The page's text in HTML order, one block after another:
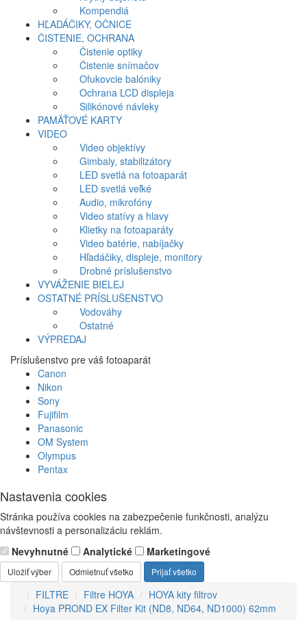
Kompendiá
HĽADÁČIKY, OČNICE
ČISTENIE, OCHRANA
Čistenie optiky
Čistenie snímačov
Ofukovcie balóniky
Ochrana LCD displeja
Silikónové návleky
PAMÄŤOVÉ KARTY
VIDEO
Video objektívy
Gimbaly, stabilizátory
LED svetlá na fotoaparát
LED svetlá veľké
Audio, mikrofóny
Video statívy a hlavy
Klietky na fotoaparáty
Video batérie, nabíjačky
Hľadáčiky, displeje, monitory
Drobné príslušenstvo
VYVÁŽENIE BIELEJ
OSTATNÉ PRÍSLUŠENSTVO
Vodováhy
Ostatné
VÝPREDAJ
Príslušenstvo pre váš fotoaparát
Canon
Nikon
Sony
Fujifilm
Panasonic
OM System
Olympus
Pentax
Nastavenia cookies
Stránka používa cookies na zabezpečenie funkčnosti, analýzu
návštevnosti a personalizáciu reklám.
Nevyhnutné
Analytické Marketingové
Uložiť výber Odmietnuť všetko Prijať všetko
FILTRE Filtre HOYA
HOYA kity filtrov
Hoya PROND EX Filter Kit (ND8, ND64, ND1000) 62mm